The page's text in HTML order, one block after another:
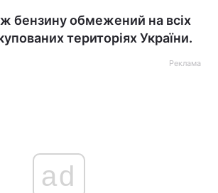
бензину обмежений на всіх
територіях України.
Реклама
ad